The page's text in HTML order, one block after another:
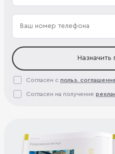
Назначить
Согласен с польз.
Согласен на получение